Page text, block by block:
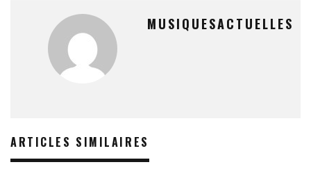
MUSIQUESACTUELLES
ARTICLES SIMILAIRES